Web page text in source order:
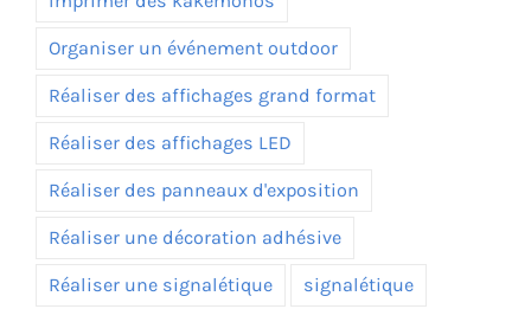
Organiser un événement outdoor
Réaliser des affichages grand format
Réaliser des affichages LED
Réaliser des panneaux d'exposition
Réaliser une décoration adhésive
Réaliser une signalétique signalétique